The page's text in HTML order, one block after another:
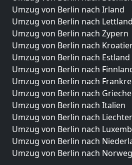
Umzug von Berlin nach Irland
Umzug von Berlin nach Lettland
Umzug von Berlin nach Zypern
Umzug von Berlin nach
Umzug von Berlin nach Estland
Umzug von Berlin nach
Umzug von Berlin nach
Umzug von Berlin nach
Umzug von Berlin nach Italien
Umzug von Berlin nach
Umzug von Berlin nach
Umzug von Berlin nach
Umzug von Berlin nach